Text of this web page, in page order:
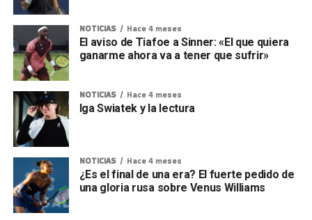
NOTICIAS Hace 4 meses
El aviso de Tiafoe a Sinner: «El que quiera
ganarme ahora va a tener que sufrir»
NOTICIAS Hace 4 meses
Iga Swiatek y la lectura
NOTICIAS Hace 4 meses
¿Es el final de una era? El fuerte pedido de
una gloria rusa sobre Venus Williams